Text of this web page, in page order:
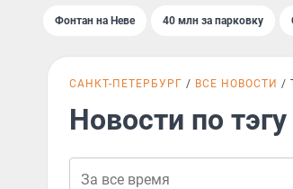
Фонтан на Неве 40 млн за парковку
САНКТ-ПЕТЕРБУРГ ВСЕ НОВОСТИ
Новости по